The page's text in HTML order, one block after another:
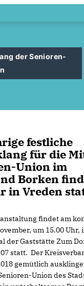
der Senioren-
festliche
für die
Union im
Borken
in Vreden
findet am
um 15.00 Uhr,
der Gaststätte Zum
statt. Der
gemütlich
Union des